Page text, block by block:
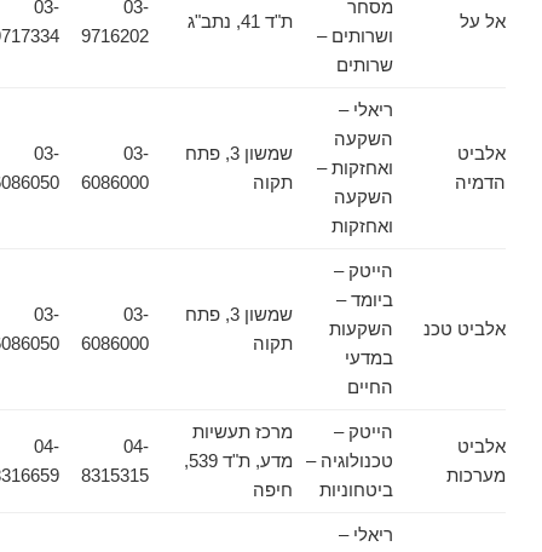
אל על
מסחר
ושרותים –
שרותים
ת"ד 41, נתב"ג
03-
9716202
03-
9717334
אלביט
הדמיה
ריאלי –
השקעה
ואחזקות –
השקעה
ואחזקות
שמשון 3, פתח
תקוה
03-
6086000
03-
6086050
אלביט טכנ
הייטק –
ביומד –
השקעות
במדעי
החיים
שמשון 3, פתח
תקוה
03-
6086000
03-
6086050
אלביט
מערכות
הייטק –
טכנולוגיה –
ביטחוניות
מרכז תעשיות
מדע, ת"ד 539,
חיפה
04-
8315315
04-
8316659
ריאלי –